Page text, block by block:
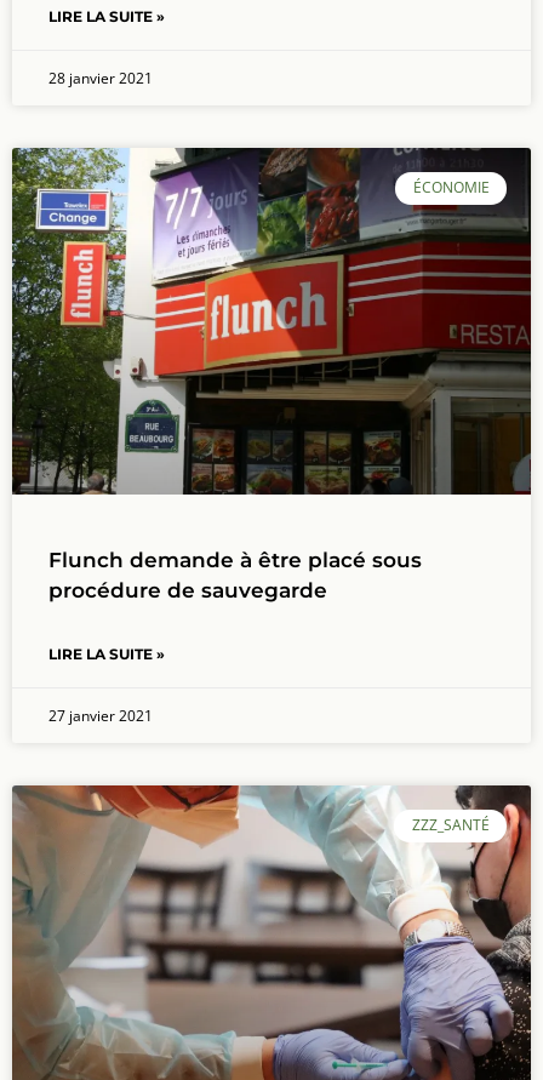
LIRE LA SUITE »
28 janvier 2021
ÉCONOMIE
Flunch demande à être placé sous
procédure de sauvegarde
LIRE LA SUITE »
27 janvier 2021
ZZZ_SANTÉ